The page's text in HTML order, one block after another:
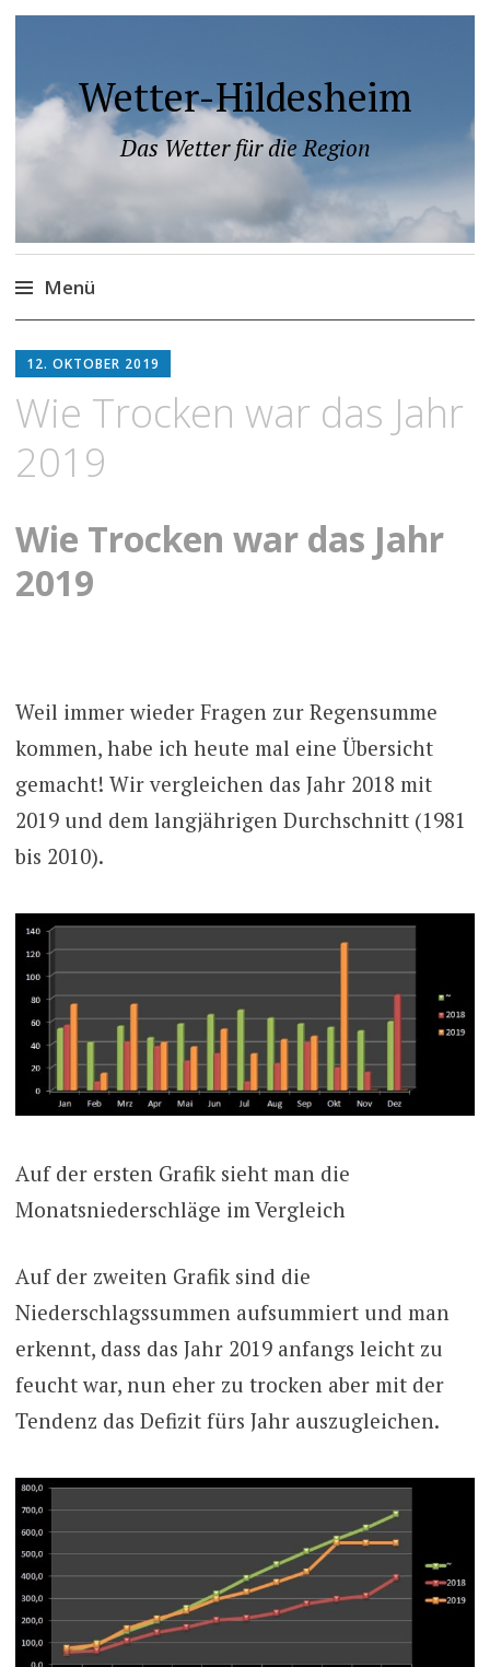
Wetter-Hildesheim
Das Wetter für die Region
Menü
Inhalt
12. OKTOBER 2019
Wie Trocken war das Jahr
2019
Wie Trocken war das Jahr
2019
Weil immer wieder Fragen zur Regensumme
kommen, habe ich heute mal eine Übersicht
gemacht! Wir vergleichen das Jahr 2018 mit
2019 und dem langjährigen Durchschnitt (1981
bis 2010).
Auf der ersten Grafik sieht man die
Monatsniederschläge im Vergleich
Auf der zweiten Grafik sind die
Niederschlagssummen aufsummiert und man
erkennt, dass das Jahr 2019 anfangs leicht zu
feucht war, nun eher zu trocken aber mit der
Tendenz das Defizit fürs Jahr auszugleichen.